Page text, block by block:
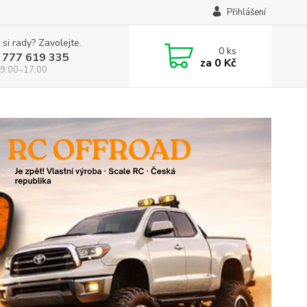
Přihlášení
rady? Zavolejte.
619 335 0ks
za 0 Kč